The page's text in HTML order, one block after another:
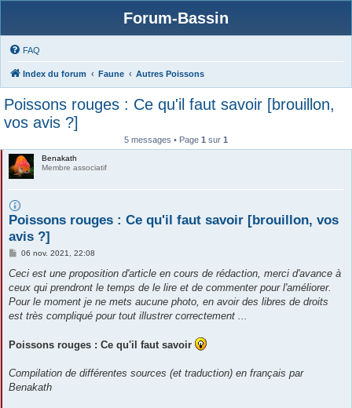
Forum-Bassin
FAQ
Index du forum Faune Autres Poissons
Poissons rouges : Ce qu'il faut savoir [brouillon,
vos avis ?]
5 messages • Page 1 sur 1
Benakath
Membre associatif
Poissons rouges : Ce qu'il faut savoir [brouillon, vos
avis ?]
M
s
a
g
06 nov. 2021, 22:08
Ceci est une proposition d'article en cours de rédaction, merci d'avance à
ceux qui prendront le temps de le lire et de commenter pour l'améliorer.
Pour le moment je ne mets aucune photo, en avoir des libres de droits
est très compliqué pour tout illustrer correctement ...
Poissons rouges : Ce qu'il faut savoir
Compilation de différentes sources (et traduction) en français par
Benakath